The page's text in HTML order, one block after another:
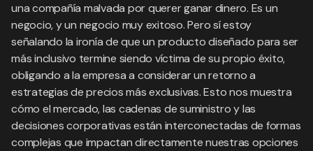
una compañía malvada por querer ganar dinero. Es un
negocio, y un negocio muy exitoso. Pero sí estoy
señalando la ironía de que un producto diseñado para ser
más inclusivo termine siendo víctima de su propio éxito,
obligando a la empresa a considerar un retorno a
estrategias de precios más exclusivas. Esto nos muestra
cómo el mercado, las cadenas de suministro y las
decisiones corporativas están interconectadas de formas
complejas que impactan directamente nuestras opciones